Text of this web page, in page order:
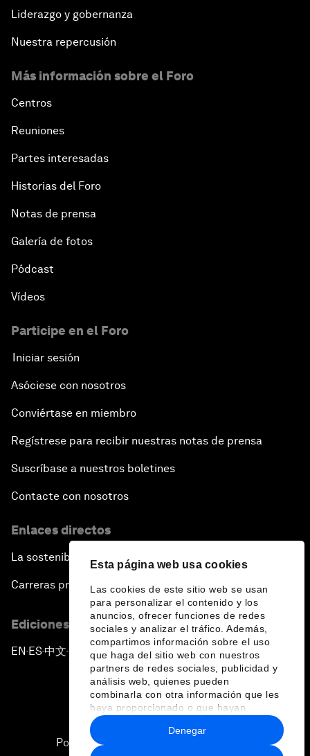
Esta página web usa cookies
Las cookies de este sitio web se usan
para personalizar el contenido y los
anuncios, ofrecer funciones de redes
sociales y analizar el tráfico. Además,
compartimos información sobre el uso
que haga del sitio web con nuestros
partners de redes sociales, publicidad y
análisis web, quienes pueden
combinarla con otra información que les
haya proporcionado o que hayan
recopilado a partir del uso que haya
hecho de sus servicios.
Denegar
Liderazgo y gobernanza
Nuestra repercusión
Más información sobre el Foro
Centros
Reuniones
Partes interesadas
Historias del Foro
Notas de prensa
Galería de fotos
Pódcast
Vídeos
Participe en el Foro
Iniciar sesión
Asóciese con nosotros
Conviértase en miembro
Regístrese para recibir nuestras notas de prensa
Suscríbase a nuestros boletines
Contacte con nosotros
Enlaces directos
La sostenibilidad en el Foro
Carreras profesionales
Ediciones en otros idiomas
EN ▪ES▪中文▪ 日本語
Política de privacidad y normas de uso